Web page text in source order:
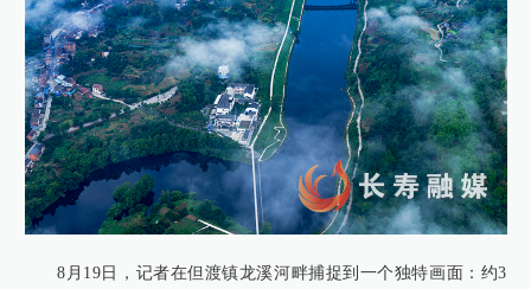
8月19日，记者在但渡镇龙溪河畔捕捉到一个独特画面：约3